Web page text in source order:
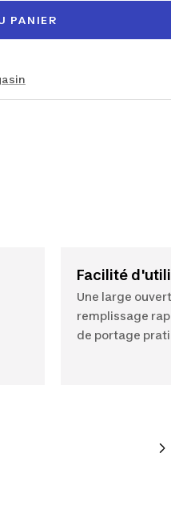
PANIER
Facilité
Une large
remplissage
de portage